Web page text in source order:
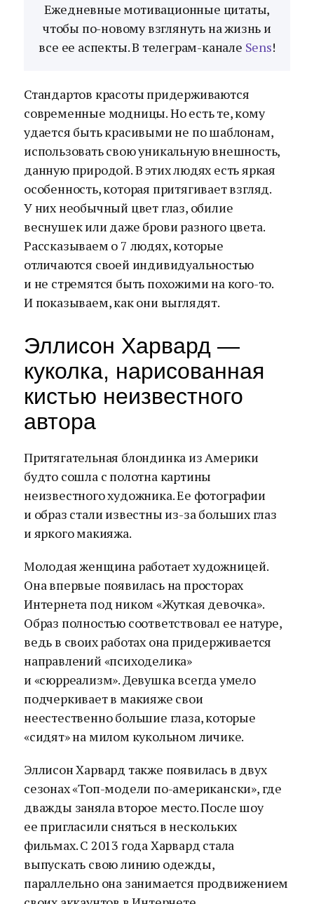
Ежедневные мотивационные цитаты,
чтобы по-новому взглянуть на жизнь и
все ее аспекты. В телеграм-канале Sens!
Стандартов красоты придерживаются
современные модницы. Но есть те, кому
удается быть красивыми не по шаблонам,
использовать свою уникальную внешность,
данную природой. В этих людях есть яркая
особенность, которая притягивает взгляд.
У них необычный цвет глаз, обилие
веснушек или даже брови разного цвета.
Рассказываем о 7 людях, которые
отличаются своей индивидуальностью
и не стремятся быть похожими на кого-то.
И показываем, как они выглядят.
Эллисон Харвард —
куколка, нарисованная
кистью неизвестного
автора
Притягательная блондинка из Америки
будто сошла с полотна картины
неизвестного художника. Ее фотографии
и образ стали известны из-за больших глаз
и яркого макияжа.
Молодая женщина работает художницей.
Она впервые появилась на просторах
Интернета под ником «Жуткая девочка».
Образ полностью соответствовал ее натуре,
ведь в своих работах она придерживается
направлений «психоделика»
и «сюрреализм». Девушка всегда умело
подчеркивает в макияже свои
неестественно большие глаза, которые
«сидят» на милом кукольном личике.
Эллисон Харвард также появилась в двух
сезонах «Топ-модели по-американски», где
дважды заняла второе место. После шоу
ее пригласили сняться в нескольких
фильмах. С 2013 года Харвард стала
выпускать свою линию одежды,
параллельно она занимается продвижением